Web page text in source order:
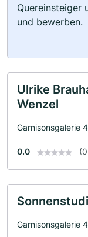
Quereinsteiger
und bewerben.
Ulrike
Wenzel
Garnisonsgalerie
0.0
Garnisonsgalerie